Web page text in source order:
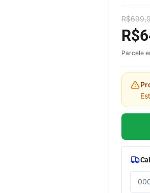
R$
R$
Parcele